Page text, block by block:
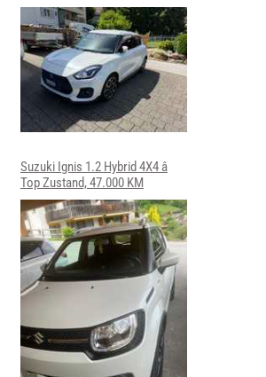
Suzuki Ignis 1.2 Hybrid 4X4 â
Top Zustand, 47.000 KM